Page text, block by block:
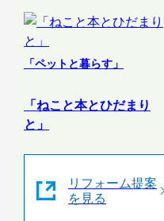
「ペットと暮らす」
「ねこと本とひだまり
と」
リフォーム提案
を見る